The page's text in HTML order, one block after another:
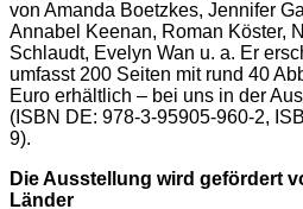
von Amanda Boetzkes, Jennifer
Annabel Keenan, Roman Köster,
Schlaudt, Evelyn Wan u. a. Er
umfasst 200 Seiten mit rund 40
Euro erhältlich – bei uns in der
(ISBN DE: 978-3-95905-960-2,
9).
Die Ausstellung wird gefördert
Länder